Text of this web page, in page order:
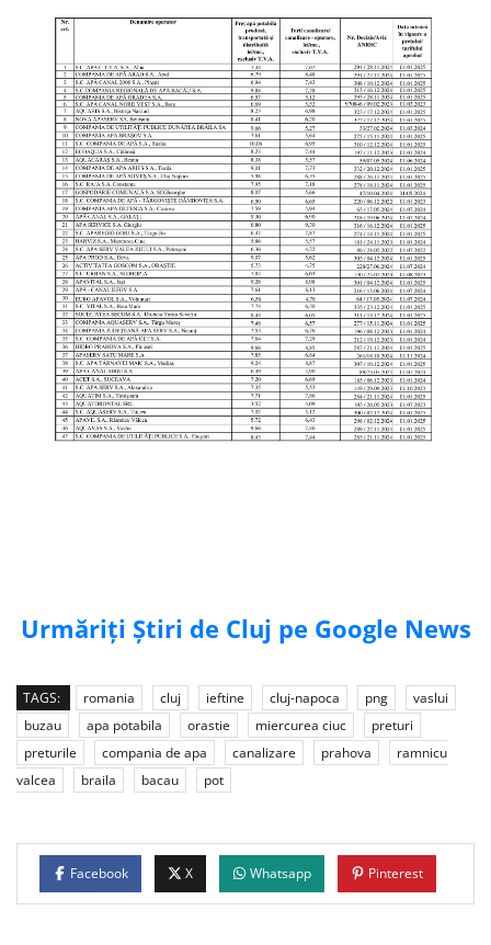
Urmăriți Știri de Cluj pe Google News
TAGS: romania cluj ieftine cluj-napoca png
vaslui
buzau
apa potabila orastie miercurea ciuc
preturi
preturile
compania de apa canalizare prahova
ramnicu
valcea
braila bacau pot
Facebook X Whatsapp Pinterest